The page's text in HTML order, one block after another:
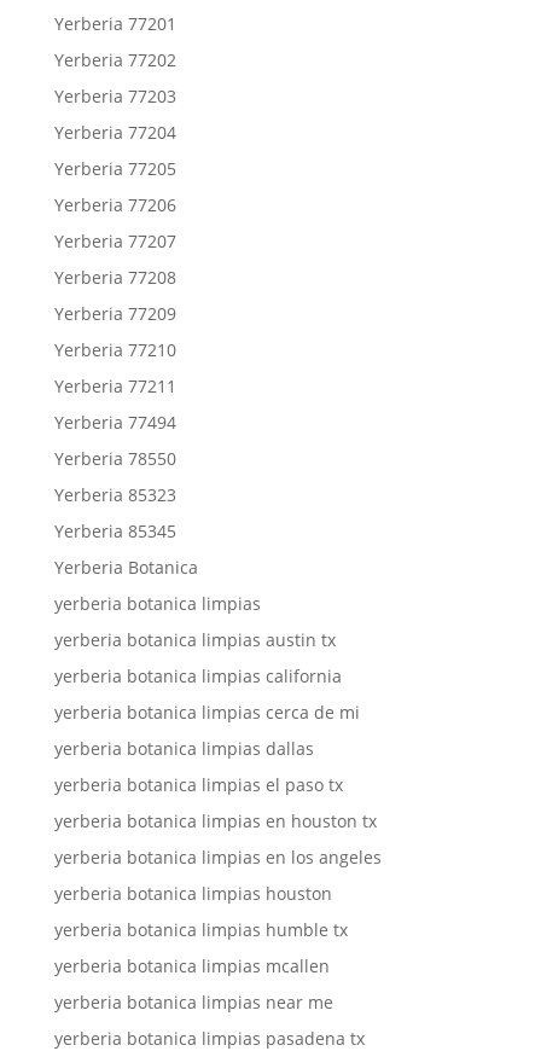
Yerberia 77201
Yerberia 77202
Yerberia 77203
Yerberia 77204
Yerberia 77205
Yerberia 77206
Yerberia 77207
Yerberia 77208
Yerberia 77209
Yerberia 77210
Yerberia 77211
Yerberia 77494
Yerberia 78550
Yerberia 85323
Yerberia 85345
Yerberia Botanica
yerberia botanica limpias
yerberia botanica limpias austin tx
yerberia botanica limpias california
yerberia botanica limpias cerca de mi
yerberia botanica limpias dallas
yerberia botanica limpias el paso tx
yerberia botanica limpias en houston tx
yerberia botanica limpias en los angeles
yerberia botanica limpias houston
yerberia botanica limpias humble tx
yerberia botanica limpias mcallen
yerberia botanica limpias near me
yerberia botanica limpias pasadena tx